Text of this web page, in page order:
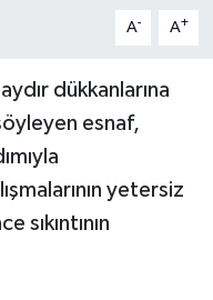
A- A+
dükkanlarına
esnaf,
yetersiz
sıkıntının